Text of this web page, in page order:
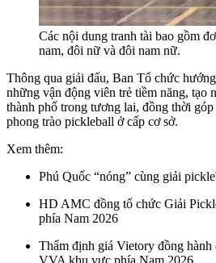
Các nội dung tranh tài bao gồm
nam, đôi nữ và đôi nam nữ.
Thông qua giải đấu, Ban Tổ chức
những vận động viên trẻ tiềm năng, tạo
thành phố trong tương lai, đồng thời
phong trào pickleball ở cấp cơ sở.
Xem thêm:
Phú Quốc “nóng” cùng giải
HD AMC đồng tổ chức Giải
phía Nam 2026
Thẩm định giá Vietory đồng
VVA khu vực phía Nam 2026